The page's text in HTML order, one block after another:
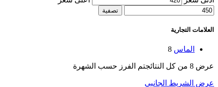
تصفية
العلامات التجارية
الماس 8
عرض ⁦8⁩ من كل النتائج تم الفرز حسب الشهرة
عرض الشريط الجانبي